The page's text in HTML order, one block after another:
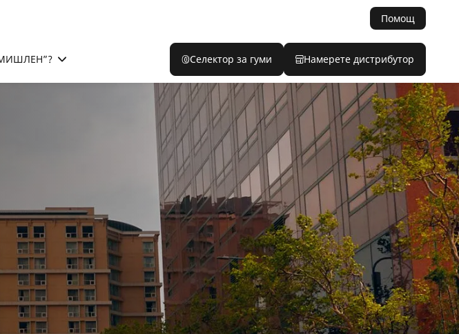
Помощ
Селектор за гуми Намерете дистрибутор